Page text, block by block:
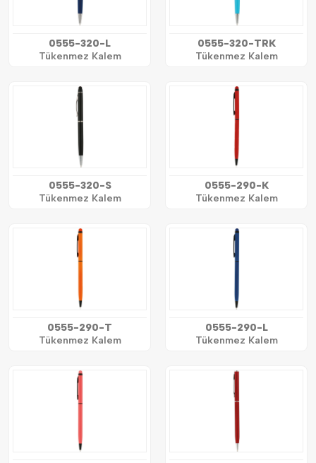
0555-320-L
Tükenmez Kalem
0555-320-TRK
Tükenmez Kalem
0555-320-S
Tükenmez Kalem
0555-290-K
Tükenmez Kalem
0555-290-T
Tükenmez Kalem
0555-290-L
Tükenmez Kalem